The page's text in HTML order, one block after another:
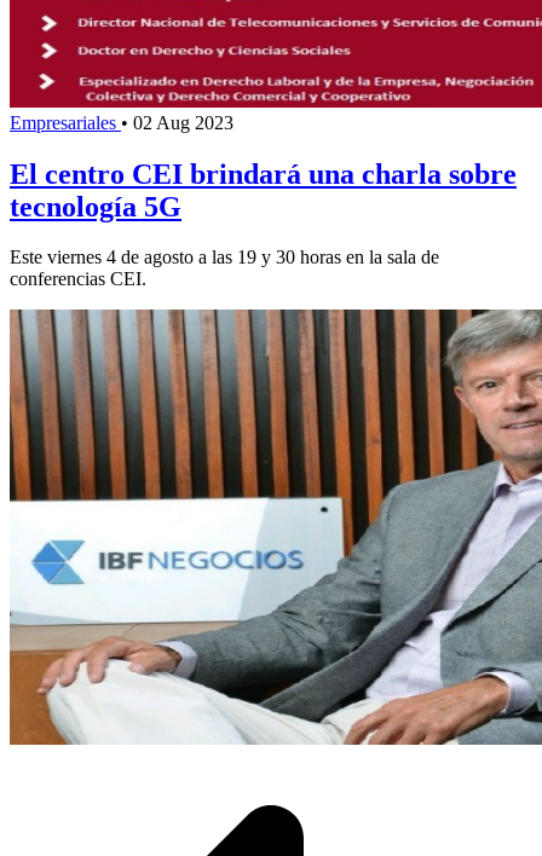
Empresariales • 02 Aug 2023
El centro CEI brindará una charla sobre
tecnología 5G
Este viernes 4 de agosto a las 19 y 30 horas en la sala de
conferencias CEI.